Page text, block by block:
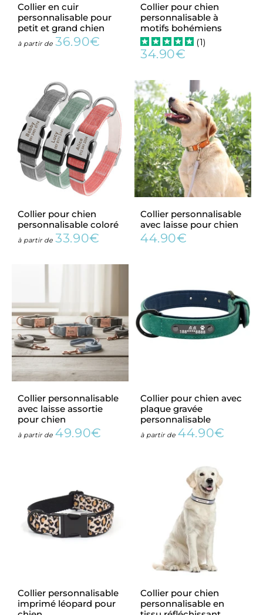
Collier en cuir
personnalisable pour
petit et grand chien
à partir dePrix
36.90€
Collier pour chien
personnalisable à
motifs bohémiens
(1)
Prix
34.90€
Collier pour chien
personnalisable coloré
à partir dePrix
33.90€
Collier personnalisable
avec laisse pour chien
Prix
44.90€
Collier personnalisable
avec laisse assortie
pour chien
à partir dePrix
49.90€ 49.90€
Collier pour chien avec
plaque gravée
personnalisable
à partir dePrix
44.90€
Collier personnalisable
imprimé léopard pour
Collier pour chien
personnalisable en